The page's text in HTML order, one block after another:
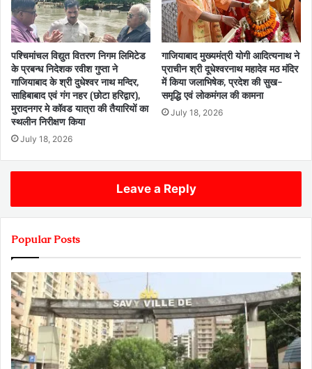
पश्चिमांचल विद्युत वितरण निगम लिमिटेड
के प्रबन्ध निदेशक रवीश गुप्ता ने
गाजियाबाद के श्री दुधेश्वर नाथ मन्दिर,
साहिबाबाद एवं गंग नहर (छोटा हरिद्वार),
मुरादनगर मे कॉवड यात्रा की तैयारियों का
स्थलीन निरीक्षण किया
July 18, 2026
गाजियाबाद मुख्यमंत्री योगी आदित्यनाथ ने
प्राचीन श्री दूधेश्वरनाथ महादेव मठ मंदिर
में किया जलाभिषेक, प्रदेश की सुख-
समृद्धि एवं लोकमंगल की कामना
July 18, 2026
Leave a Reply
Popular Posts